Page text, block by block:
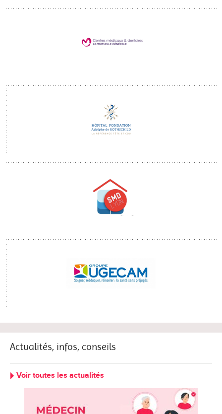
Actualités, infos, conseils
Voir toutes les actualités